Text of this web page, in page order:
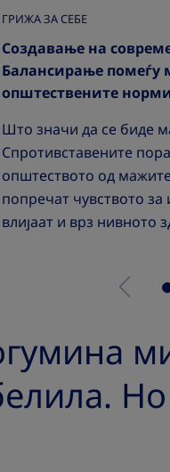
ГРИЖА ЗА СЕБЕ
Создавање на
Балансирање помеѓу
општествените
Што значи да се биде
Спротивставените
општеството од
попречат чувството за
влијаат и врз нивното